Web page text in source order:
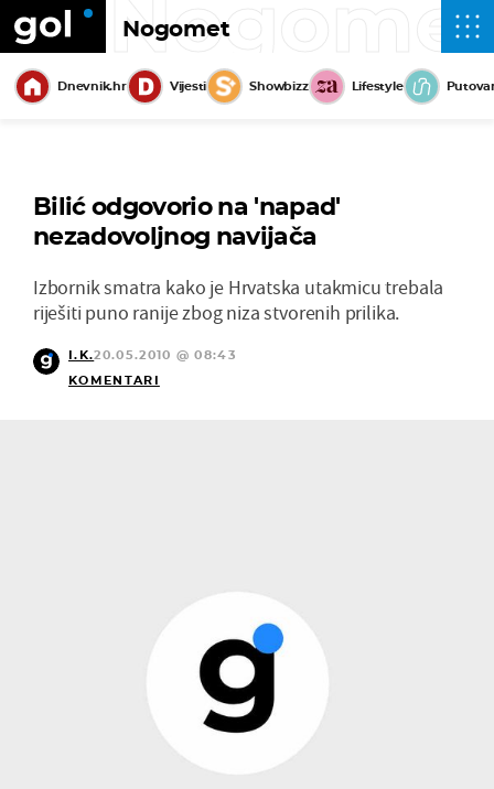
Nogomet
Dnevnik.hr Vijesti Showbizz Lifestyle
Bilić odgovorio na 'napad'
nezadovoljnog navijača
Izbornik smatra kako je Hrvatska utakmicu trebala
riješiti puno ranije zbog niza stvorenih prilika.
I.K.20.05.2010 @ 08:43
KOMENTARI